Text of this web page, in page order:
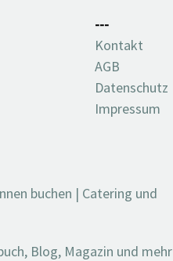
---
Kontakt
AGB
Datenschutz
Impressum
buchen | Catering und
Blog, Magazin und mehr